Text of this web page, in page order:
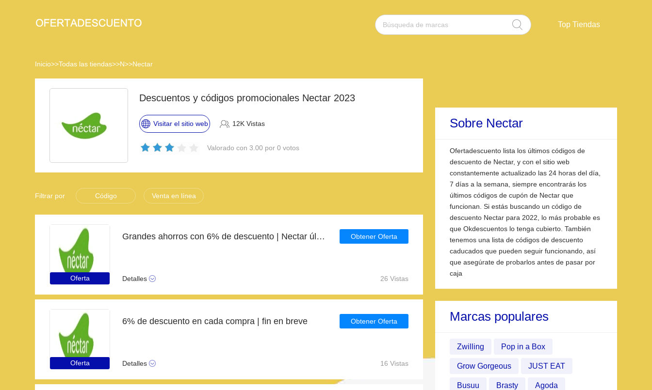
Top Tiendas
Inicio>>Todas las tiendas>>N>>Nectar
Descuentos y códigos promocionales Nectar 2023
Visitar el sitio web 12K Vistas
Valorado con 3.00 por 0 votos
Filtrar por Código Venta en línea
Oferta
Grandes ahorros con 6% de descuento | Nectar últimas ofertas
Detalles
Obtener Oferta
26 Vistas
Oferta
6% de descuento en cada compra | fin en breve
Detalles
Obtener Oferta
16 Vistas
Sobre Nectar
Ofertadescuento lista los últimos códigos de
descuento de Nectar, y con el sitio web
constantemente actualizado las 24 horas del día,
7 días a la semana, siempre encontrarás los
últimos códigos de cupón de Nectar que
funcionan. Si estás buscando un código de
descuento Nectar para 2022, lo más probable es
que Okdescuentos lo tenga cubierto. También
tenemos una lista de códigos de descuento
caducados que pueden seguir funcionando, así
que asegúrate de probarlos antes de pasar por
caja
Marcas populares
Zwilling Pop in a Box
Grow Gorgeous JUST EAT
Busuu Brasty Agoda